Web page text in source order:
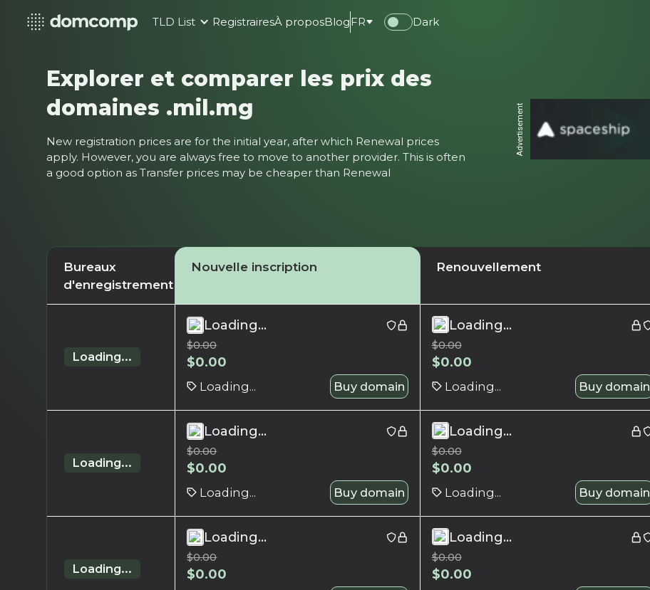
TLD List RegistrairesÀ proposBlog FR Dark
Explorer et comparer les prix des
domaines .mil.mg
New registration prices are for the initial year, after which Renewal prices
apply. However, you are always free to move to another provider. This is often
a good option as Transfer prices may be cheaper than Renewal
Advertisement
Bureaux
d'enregistrement
Nouvelle inscription Renouvellement
Loading...
Loading...
$0.00
$0.00
Loading... Buy domain
Loading...
$0.00
$0.00
Loading... Buy domain
Loading...
Loading...
$0.00
$0.00
Loading... Buy domain
Loading...
$0.00
$0.00
Loading... Buy domain
Loading...
Loading...
$0.00
$0.00
Loading...
$0.00
$0.00